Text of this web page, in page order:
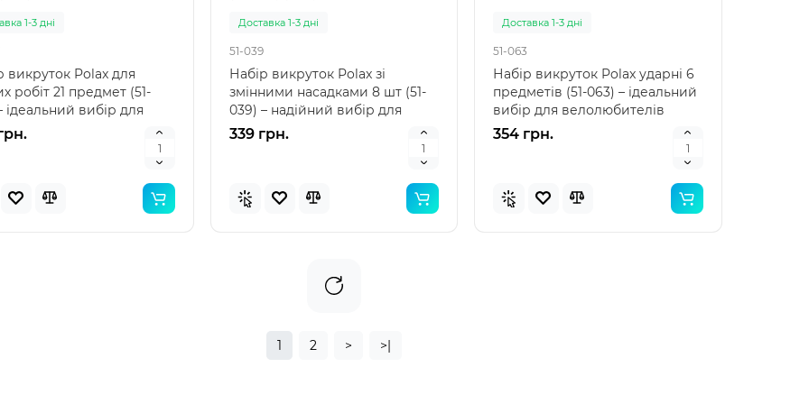
1-3 дні
викруток Polax для
робіт 21 предмет (51-
ідеальний вибір для
Набір викр..
Доставка 1-3 дні
51-039
Набір викруток Polax зі
змінними насадками 8 шт (51-
039) – надійний вибір для
велоспорту Інтернет-ма..
339 грн.
Доставка 1-3 дні
51-063
Набір викруток Polax ударні 6
предметів (51-063) – ідеальний
вибір для велолюбителів
Набір викруток..
354 грн.
1 2 > >|